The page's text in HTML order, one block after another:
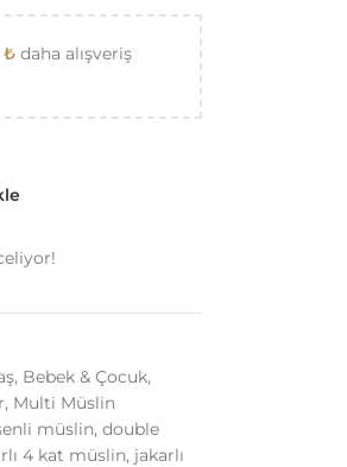
₺daha alışveriş
, Bebek & Çocuk,
, Multi Müslin
müslin, double
4 kat müslin, jakarlı